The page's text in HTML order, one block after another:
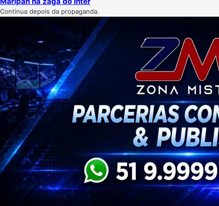
Continua depois da propaganda.